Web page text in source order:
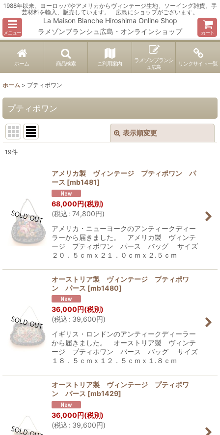
1988年以来、ヨーロッパやアメリカからヴィンテージ生地、ソーイング雑貨、手
芸材料を輸入、販売しています。 広島にショップがございます。
メニュー
La Maison Blanche Hiroshima Online Shop
ラメゾンブランシュ広島・オンラインショップ
カート
ホーム 商品検索 ご利用案内
ラメゾンブランシ
ュ広島
リンクサイト一覧
ホーム > プティポワン
プティポワン
表示順変更
絞り込む
19件
アメリカ製 ヴィンテージ プティポワン パ
ース [mb1481]
68,000円(税別)
(税込: 74,800円)
アメリカ・ニューヨークのアンティークディー
ラーから届きました。 アメリカ製 ヴィンテ
ージ プティポワン パース バッグ サイズ
２０．５ｃｍｘ２１．０ｃｍｘ２.５ｃｍ
オーストリア製 ヴィンテージ プティポワ
ン パース [mb1480]
36,000円(税別)
(税込: 39,600円)
イギリス・ロンドンのアンティークディーラー
から届きました。 オーストリア製 ヴィンテ
ージ プティポワン パース バッグ サイズ
１８．５ｃｍｘ１２．５ｃｍｘ１.８ｃｍ
オーストリア製 ヴィンテージ プティポワ
ン パース [mb1429]
36,000円(税別)
(税込: 39,600円)